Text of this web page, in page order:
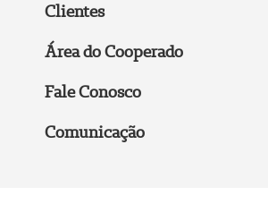
Clientes
Área do Cooperado
Fale Conosco
Comunicação